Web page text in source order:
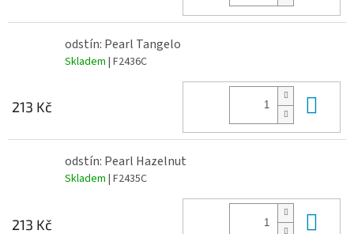
odstín: Pearl Tangelo
Skladem | F2436C
213 Kč
odstín: Pearl Hazelnut
Skladem | F2435C
213 Kč